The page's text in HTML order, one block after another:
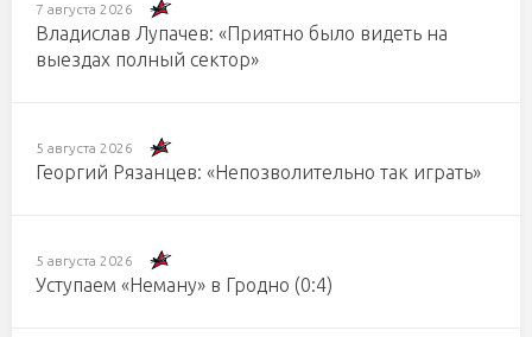
7 августа 2026
Владислав Лупачев: «Приятно было видеть на
выездах полный сектор»
5 августа 2026
Георгий Рязанцев: «Непозволительно так играть»
5 августа 2026
Уступаем «Неману» в Гродно (0:4)